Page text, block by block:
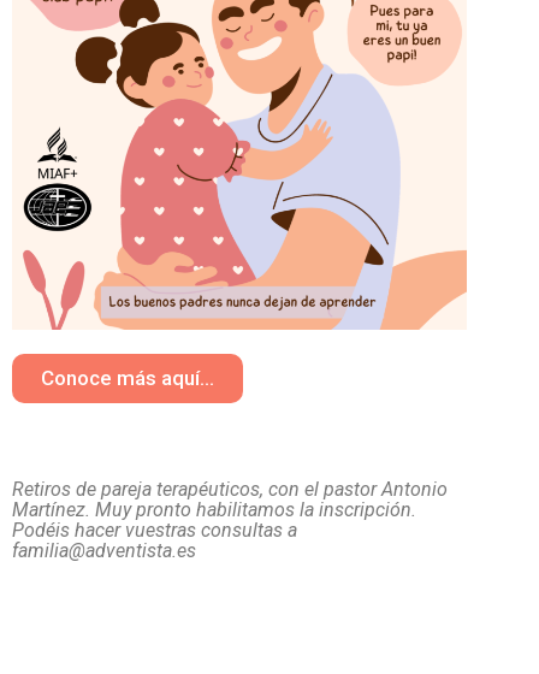
Conoce más aquí...
Retiros de pareja terapéuticos, con el pastor Antonio
Martínez. Muy pronto habilitamos la inscripción.
Podéis hacer vuestras consultas a
familia@adventista.es